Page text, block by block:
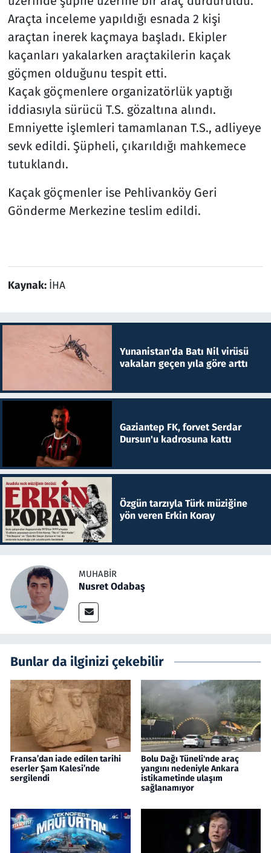
Araçta inceleme yapıldığı esnada 2 kişi
araçtan inerek kaçmaya başladı. Ekipler
kaçanları yakalarken araçtakilerin kaçak
göçmen olduğunu tespit etti.
Kaçak göçmenlere organizatörlük yaptığı
iddiasıyla sürücü T.S. gözaltına alındı.
Emniyette işlemleri tamamlanan T.S., adliyeye
sevk edildi. Şüpheli, çıkarıldığı mahkemece
tutuklandı.
Kaçak göçmenler ise Pehlivanköy Geri
Gönderme Merkezine teslim edildi.
Kaynak: İHA
Yunanistan'da Batı Nil virüsü
vakaları geçen yıla göre arttı
Gaziantep FK, forvet Serdar
Dursun'u kadrosuna kattı
Özgün tarzıyla Türk müziğine
yön veren Erkin Koray
MUHABIR
Nusret Odabaş
Bunlar da ilginizi çekebilir
Fransa’dan iade edilen tarihi
eserler Şam Kalesi’nde
sergilendi
Bolu Dağı Tüneli'nde araç
yangını nedeniyle Ankara
istikametinde ulaşım
sağlanamıyor
Televizyon